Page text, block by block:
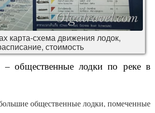
карта-схема движения лодок,
стоимость
– общественные лодки по реке в
общественные лодки, помеченные